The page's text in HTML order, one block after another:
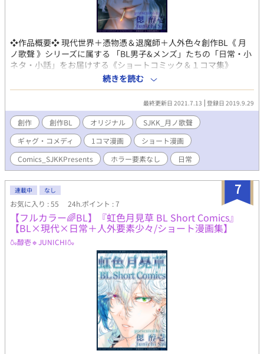
❖作品概要❖ 現代世界＋憑物憑＆退魔師＋人外色々創作BL《 月
ノ歌聲 》シリーズに属する 「BL男子&メンズ」たちの「日常・小
ネタ・小話」をお届けする《ショートコミック＆１コマ集》
❖ストーリー傾向❖ 基本雑多。日常やコメディ多め、たまにシリ
アス。 ❖配信スケジュール❖ 不定期配信 ❖タイトル表
記について❖ ➤『○○』←作品タイトル ➤ ○○×○○ ←登場する
CPやキャラ情報 ➤ from《○○》←派生元となった過去漫画タ
イトル ※「スピンオフ・ノベライズ」作品の場合のみ掲載
❖ 投稿作品についての注意事項(定型掲載文)❖ ※当方が創作す
るすべての作品・物語・用語・情報等は、作者の想像からの完全
なるフィクションです。 例え作中に実在の人物・団体・事件・地
名等と重なるものがあっても、それらとは一切の関係はありませ
に抵触するすべての行為へ誘引・助長・ほう助する為のものでは
ありません。 ※当方が投稿する全ての創作物（イラスト・文章な
ど）の無断記載・転載・転用・複製(模写トレス含)・保存(スクシ
ョ含)・二次配布・自作発現・商品化・創作作品の二次創作・二次
利用(アイコン・ヘッダー・壁紙利用など)は、いかなる場合も一
切禁止です。 ※オリジナルキャラのファンアートなども、様々な
事情から"制作前"に必ずご連絡を頂けますようお願いしておりま
す。 申し訳ございませんが、許可なく描かれる事はご遠慮くださ
い。ご協力をお願いいたします。 ※Note on All My Original
Works※ → Do not reprint, copy or download.
続きを読む
最終更新日 2021.7.13 登録日 2019.9.29
創作 創作BL オリジナル
SJKK_月ノ歌聲
ギャグ・コメディ
1コマ漫画
ショート漫画
Comics_SJKKPresents
ホラー要素なし 日常
7
連載中 なし
お気に入り : 55 24h.ポイント : 7
【フルカラー🌈BL】『虹色月見草 BL Short Comics』
【BL×現代×日常＋人外要素少々/ショート漫画集】
🍶醇壱🔹JUNICHI🍶